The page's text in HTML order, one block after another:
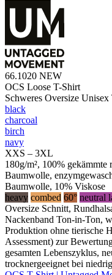
66.1020 NEW
OCS Loose T-Shirt
Schweres Oversize Unisex
black
charcoal
birch
navy
XXS – 3XL
180g/m², 100%
Baumwolle,
Baumwolle, 10% Viskose
heavy combed 60° neutral
Oversize Schnitt,
Nackenband Ton-in-Ton,
Produktion ohne tierische
Assessment) zur
gesamten Lebenszyklus,
trocknergeeignet bei